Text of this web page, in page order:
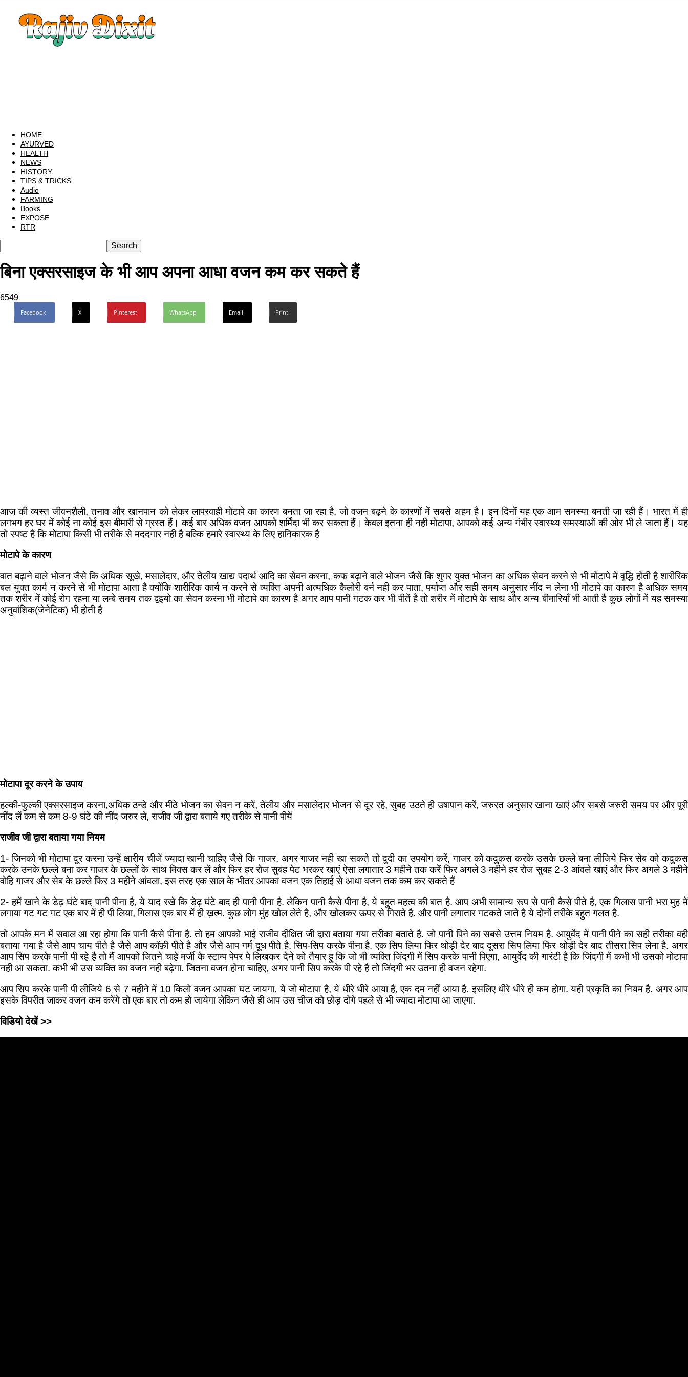
Dixit
Rajiv
Lecture
Rajiv
Dixit
Health
HOME
AYURVED
HEALTH
NEWS
HISTORY
TIPS & TRICKS
Audio
FARMING
Books
EXPOSE
RTR
बिना एक्सरसाइज के भी आप अपना आधा वजन कम कर सकते हैं
6549
Facebook X Pinterest WhatsApp Email Print
आज की व्यस्त जीवनशैली, तनाव और खानपान को लेकर लापरवाही मोटापे का कारण बनता जा रहा है, जो वजन बढ़ने के कारणों में सबसे अहम है। इन दिनों यह एक आम समस्या बनती जा रही हैं। भारत में ही
लगभग हर घर में कोई ना कोई इस बीमारी से ग्रस्त हैं। कई बार अधिक वजन आपको शर्मिंदा भी कर सकता हैं। केवल इतना ही नही मोटापा, आपको कई अन्य गंभीर स्वास्थ्य समस्याओं की ओर भी ले जाता हैं। यह
तो स्पष्ट है कि मोटापा किसी भी तरीके से मददगार नही है बल्कि हमारे स्वास्थ्य के लिए हानिकारक है
मोटापे के कारण
वात बढ़ाने वाले भोजन जैसे कि अधिक सूखे, मसालेदार, और तेलीय खाद्य पदार्थ आदि का सेवन करना, कफ बढ़ाने वाले भोजन जैसे कि शुगर युक्त भोजन का अधिक सेवन करने से भी मोटापे में वृद्धि होती है शारीरिक
बल युक्त कार्य न करने से भी मोटापा आता है क्योंकि शारीरिक कार्य न करने से व्यक्ति अपनी अत्यधिक कैलोरी बर्न नही कर पाता, पर्याप्त और सही समय अनुसार नींद न लेना भी मोटापे का कारण है अधिक समय
तक शरीर में कोई रोग रहना या लम्बे समय तक द्वइयो का सेवन करना भी मोटापे का कारण है अगर आप पानी गटक कर भी पीतें है तो शरीर में मोटापे के साथ और अन्य बीमारियाँ भी आती है कुछ लोगों में यह समस्या
अनुवांशिक(जेनेटिक) भी होती है
मोटापा दूर करने के उपाय
हल्की-फुल्की एक्सरसाइज करना,अधिक ठन्डे और मीठे भोजन का सेवन न करें, तेलीय और मसालेदार भोजन से दूर रहे, सुबह उठते ही उषापान करें, जरुरत अनुसार खाना खाएं और सबसे जरुरी समय पर और पूरी
नींद लें कम से कम 8-9 घंटे की नींद जरुर ले, राजीव जी द्वारा बताये गए तरीके से पानी पीयें
राजीव जी द्वारा बताया गया नियम
1- जिनको भी मोटापा दूर करना उन्हें क्षारीय चीजें ज्यादा खानी चाहिए जैसे कि गाजर, अगर गाजर नही खा सकते तो दुदी का उपयोग करें, गाजर को कदुकस करके उसके छल्ले बना लीजिये फिर सेब को कदुकस
करके उनके छल्ले बना कर गाजर के छल्लों के साथ मिक्स कर लें और फिर हर रोज सुबह पेट भरकर खाएं ऐसा लगातार 3 महीने तक करें फिर अगले 3 महीने हर रोज सुबह 2-3 आंवले खाएं और फिर अगले 3 महीने
वोहि गाजर और सेब के छल्ले फिर 3 महीने आंवला, इस तरह एक साल के भीतर आपका वजन एक तिहाई से आधा वजन तक कम कर सकते हैं
2- हमें खाने के डेढ़ घंटे बाद पानी पीना है, ये याद रखे कि डेढ़ घंटे बाद ही पानी पीना है. लेकिन पानी कैसे पीना है, ये बहुत महत्व की बात है. आप अभी सामान्य रूप से पानी कैसे पीते है, एक गिलास पानी भरा मुह में
लगाया गट गट गट एक बार में ही पी लिया, गिलास एक बार में ही ख़त्म. कुछ लोग मुंह खोल लेते है, और खोलकर ऊपर से गिराते है. और पानी लगातार गटकते जाते है ये दोनों तरीके बहुत गलत है.
तो आपके मन में सवाल आ रहा होगा कि पानी कैसे पीना है. तो हम आपको भाई राजीव दीक्षित जी द्वारा बताया गया तरीका बताते है. जो पानी पिने का सबसे उत्तम नियम है. आयुर्वेद में पानी पीने का सही तरीका वही
बताया गया है जैसे आप चाय पीते है जैसे आप कॉफ़ी पीते है और जैसे आप गर्म दूध पीते है. सिप-सिप करके पीना है. एक सिप लिया फिर थोड़ी देर बाद दूसरा सिप लिया फिर थोड़ी देर बाद तीसरा सिप लेना है. अगर
आप सिप करके पानी पी रहे है तो मैं आपको जितने चाहे मर्जी के स्टाम्प पेपर पे लिखकर देने को तैयार हु कि जो भी व्यक्ति जिंदगी में सिप करके पानी पिएगा, आयुर्वेद की गारंटी है कि जिंदगी में कभी भी उसको मोटापा
नही आ सकता. कभी भी उस व्यक्ति का वजन नही बढ़ेगा. जितना वजन होना चाहिए, अगर पानी सिप करके पी रहे है तो जिंदगी भर उतना ही वजन रहेगा.
आप सिप करके पानी पी लीजिये 6 से 7 महीने में 10 किलो वजन आपका घट जायगा. ये जो मोटापा है, ये धीरे धीरे आया है, एक दम नहीं आया है. इसलिए धीरे धीरे ही कम होगा. यही प्रकृति का नियम है. अगर आप
इसके विपरीत जाकर वजन कम करेंगे तो एक बार तो कम हो जायेगा लेकिन जैसे ही आप उस चीज को छोड़ दोगे पहले से भी ज्यादा मोटापा आ जाएगा.
विडियो देखें >>